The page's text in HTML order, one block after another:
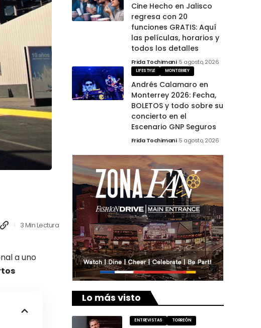
3 Min Lectura
a uno
Cine Hecho en Jalisco
regresa con 20
funciones GRATIS: Aquí
las películas, horarios y
todos los detalles
Frida Tochimani 5 agosto, 2026
LIFESTYLE MONTERREY
Andrés Calamaro en
Monterrey 2026: Fecha,
BOLETOS y todo sobre su
concierto en el
Escenario GNP Seguros
Frida Tochimani 5 agosto, 2026
Lo más visto
ENTREVISTAS TORREÓN